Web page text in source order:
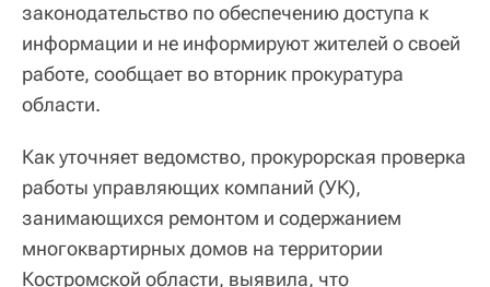
законодательство по обеспечению доступа к
информации и не информируют жителей о своей
работе, сообщает во вторник прокуратура
области.
Как уточняет ведомство, прокурорская проверка
работы управляющих компаний (УК),
занимающихся ремонтом и содержанием
многоквартирных домов на территории
Костромской области, выявила, что